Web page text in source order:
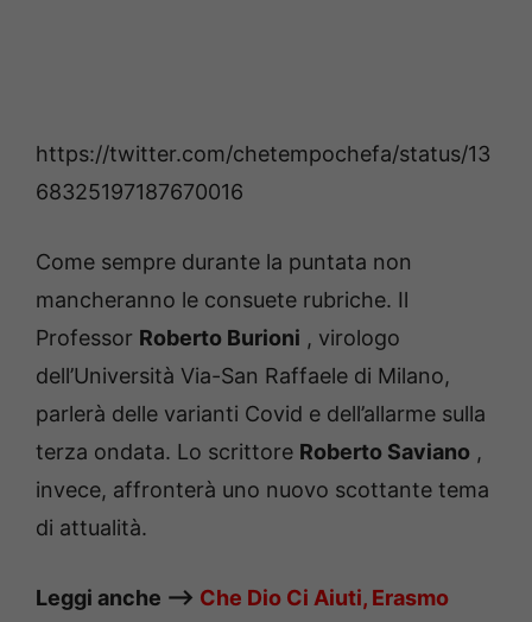
https://twitter.com/chetempochefa/status/13
68325197187670016
Come sempre durante la puntata non
mancheranno le consuete rubriche. Il
Professor Roberto Burioni , virologo
dell’Università Via-San Raffaele di Milano,
parlerà delle varianti Covid e dell’allarme sulla
terza ondata. Lo scrittore Roberto Saviano ,
invece, affronterà uno nuovo scottante tema
di attualità.
Leggi anche —–> Che Dio Ci Aiuti, Erasmo